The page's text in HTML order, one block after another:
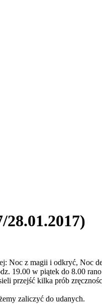
Noc z magii i odkryć, Noc
19.00 w piątek do 8.00
przejść kilka prób
zaliczyć do udanych.